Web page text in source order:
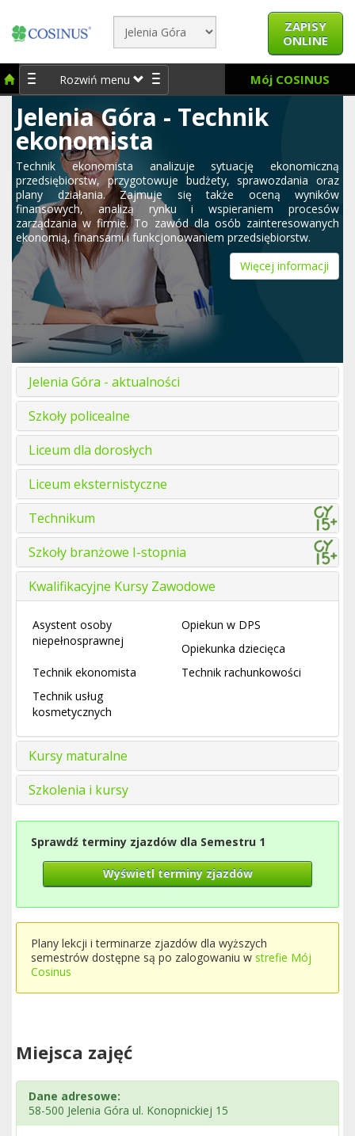
ZAPISY
ONLINE
Rozwiń menu Mój COSINUS
Jelenia Góra - Technik
ekonomista
Technik ekonomista analizuje sytuację ekonomiczną
przedsiębiorstw, przygotowuje budżety, sprawozdania oraz
plany działania. Zajmuje się także oceną wyników
finansowych, analizą rynku i wspieraniem procesów
zarządzania w firmie. To zawód dla osób zainteresowanych
ekonomią, finansami i funkcjonowaniem przedsiębiorstw.
Więcej informacji
Jelenia Góra - aktualności
Szkoły policealne
Liceum dla dorosłych
Liceum eksternistyczne
Technikum
Szkoły branżowe I-stopnia
Kwalifikacyjne Kursy Zawodowe
Asystent osoby
niepełnosprawnej
Opiekun w DPS
Opiekunka dziecięca
Technik ekonomista
Technik rachunkowości
Technik usług
kosmetycznych
Kursy maturalne
Szkolenia i kursy
Sprawdź terminy zjazdów dla Semestru 1
Wyświetl terminy zjazdów
Plany lekcji i terminarze zjazdów dla wyższych
semestrów dostępne są po zalogowaniu w strefie Mój
Cosinus
Miejsca zajęć
Dane adresowe:
58-500 Jelenia Góra ul. Konopnickiej 15